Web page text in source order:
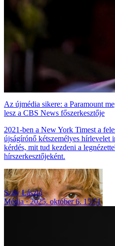
Az újmédia sikere: a Paramount
lesz a CBS News főszerkesztője
2021-ben a New York Timest a
újságírónő kétszemélyes hírlevelet
kérdés, mit tud kezdeni a
hírszerkesztőjeként.
Szily László
Média
2025. október 6. 15:51